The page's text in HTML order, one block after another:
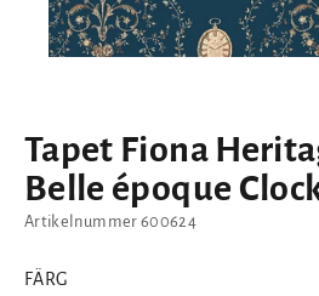
Tapet Fiona
Belle époque
Artikelnummer 600624
FÄRG